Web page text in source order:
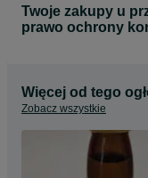
Twoje zakupy u
prawo ochrony
Więcej od tego
Zobacz wszystkie